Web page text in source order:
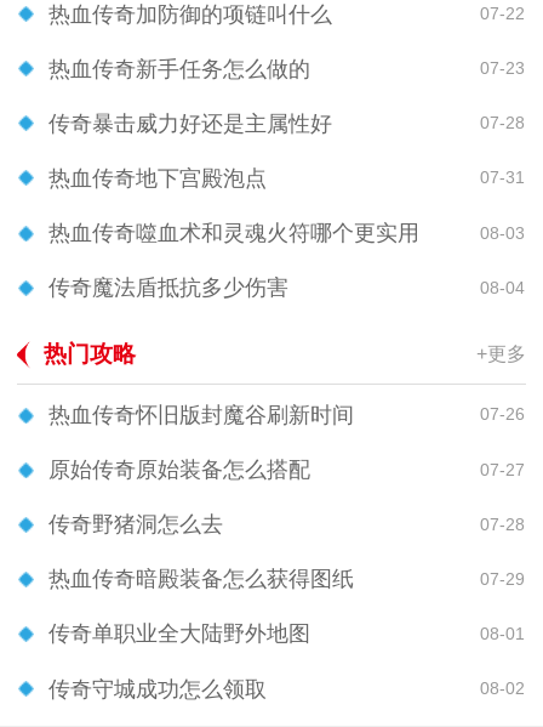
热血传奇加防御的项链叫什么 07-22
热血传奇新手任务怎么做的 07-23
传奇暴击威力好还是主属性好 07-28
热血传奇地下宫殿泡点 07-31
热血传奇噬血术和灵魂火符哪个更实用 08-03
传奇魔法盾抵抗多少伤害 08-04
热门攻略 +更多
热血传奇怀旧版封魔谷刷新时间 07-26
原始传奇原始装备怎么搭配 07-27
传奇野猪洞怎么去 07-28
热血传奇暗殿装备怎么获得图纸 07-29
传奇单职业全大陆野外地图 08-01
传奇守城成功怎么领取 08-02